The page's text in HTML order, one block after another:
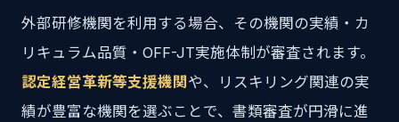
外部研修機関を利用する場合、その機関の実績・カ
リキュラム品質・OFF-JT実施体制が審査されます。
認定経営革新等支援機関 や、リスキリング関連の実
績が豊富な機関を選ぶことで、書類審査が円滑に進